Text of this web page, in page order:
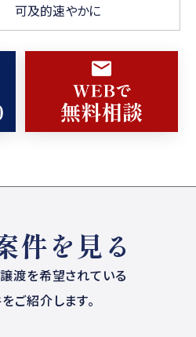
可及的速やかに
件を見る
渡を希望されている
ご紹介します。